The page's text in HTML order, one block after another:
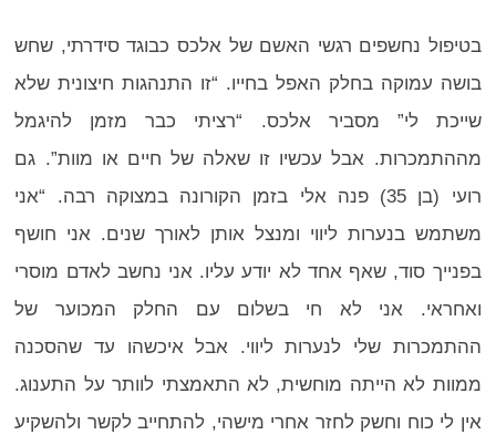
בטיפול נחשפים רגשי האשם של אלכס כבוגד סידרתי, שחש
בושה עמוקה בחלק האפל בחייו. “זו התנהגות חיצונית שלא
שייכת לי” מסביר אלכס. “רציתי כבר מזמן להיגמל
מההתמכרות. אבל עכשיו זו שאלה של חיים או מוות”. גם
רועי (בן 35) פנה אלי בזמן הקורונה במצוקה רבה. “אני
משתמש בנערות ליווי ומנצל אותן לאורך שנים. אני חושף
בפנייך סוד, שאף אחד לא יודע עליו. אני נחשב לאדם מוסרי
ואחראי. אני לא חי בשלום עם החלק המכוער של
ההתמכרות שלי לנערות ליווי. אבל איכשהו עד שהסכנה
ממוות לא הייתה מוחשית, לא התאמצתי לוותר על התענוג.
אין לי כוח וחשק לחזר אחרי מישהי, להתחייב לקשר ולהשקיע